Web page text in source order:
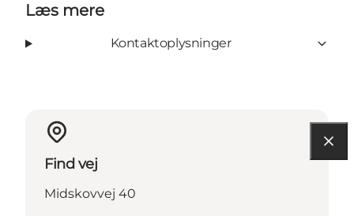
Læs mere
Kontaktoplysninger
Find vej
Midskovvej 40